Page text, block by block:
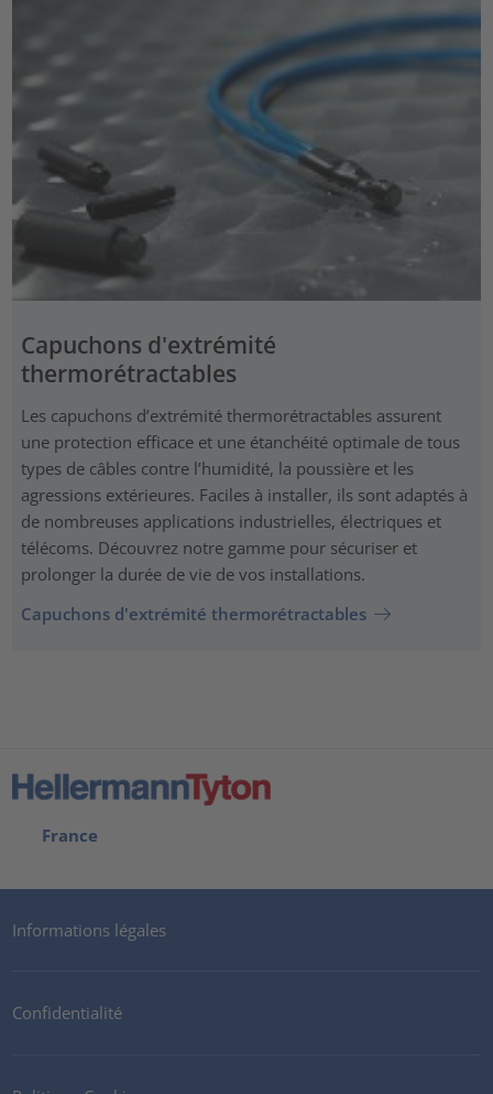
Capuchons d'extrémité
thermorétractables
Les capuchons d’extrémité thermorétractables assurent
une protection efficace et une étanchéité optimale de tous
types de câbles contre l’humidité, la poussière et les
agressions extérieures. Faciles à installer, ils sont adaptés à
de nombreuses applications industrielles, électriques et
télécoms. Découvrez notre gamme pour sécuriser et
prolonger la durée de vie de vos installations.
Capuchons d'extrémité thermorétractables
France
Informations légales
Confidentialité